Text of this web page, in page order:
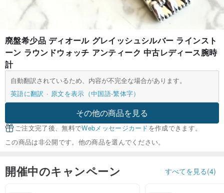
廃盤希少品 ディオール グレイッシュシルバー ラインスト
ーン ラウンドウォッチ アンティーク 中古レディース腕時
計
自動翻訳されているため、内容が不完全な場合があります。
英語に翻訳
原文を表示（中国語-繁体字）
その他の商品を見る
ご注文完了後、無料でWebメッセージカードを作成できます。
この商品は非公開です。他の商品を選んでください。
開催中のキャンペーン すべてを見る(4)